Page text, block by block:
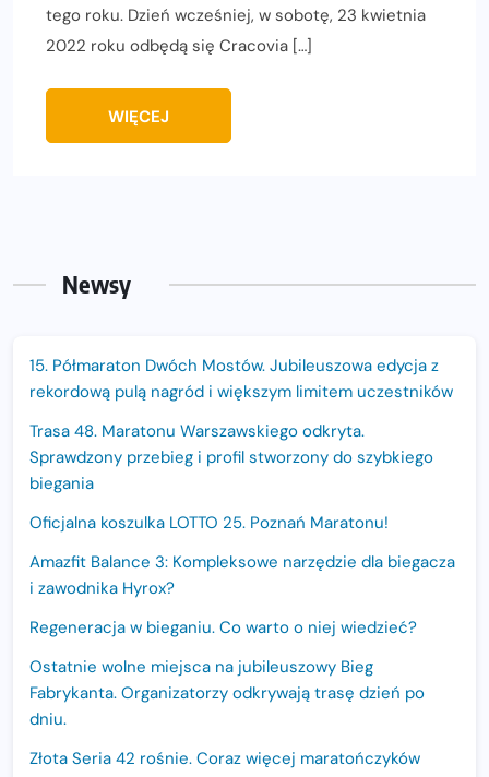
tego roku. Dzień wcześniej, w sobotę, 23 kwietnia
2022 roku odbędą się Cracovia […]
WIĘCEJ
Newsy
15. Półmaraton Dwóch Mostów. Jubileuszowa edycja z
rekordową pulą nagród i większym limitem uczestników
Trasa 48. Maratonu Warszawskiego odkryta.
Sprawdzony przebieg i profil stworzony do szybkiego
biegania
Oficjalna koszulka LOTTO 25. Poznań Maratonu!
Amazfit Balance 3: Kompleksowe narzędzie dla biegacza
i zawodnika Hyrox?
Regeneracja w bieganiu. Co warto o niej wiedzieć?
Ostatnie wolne miejsca na jubileuszowy Bieg
Fabrykanta. Organizatorzy odkrywają trasę dzień po
dniu.
Złota Seria 42 rośnie. Coraz więcej maratończyków